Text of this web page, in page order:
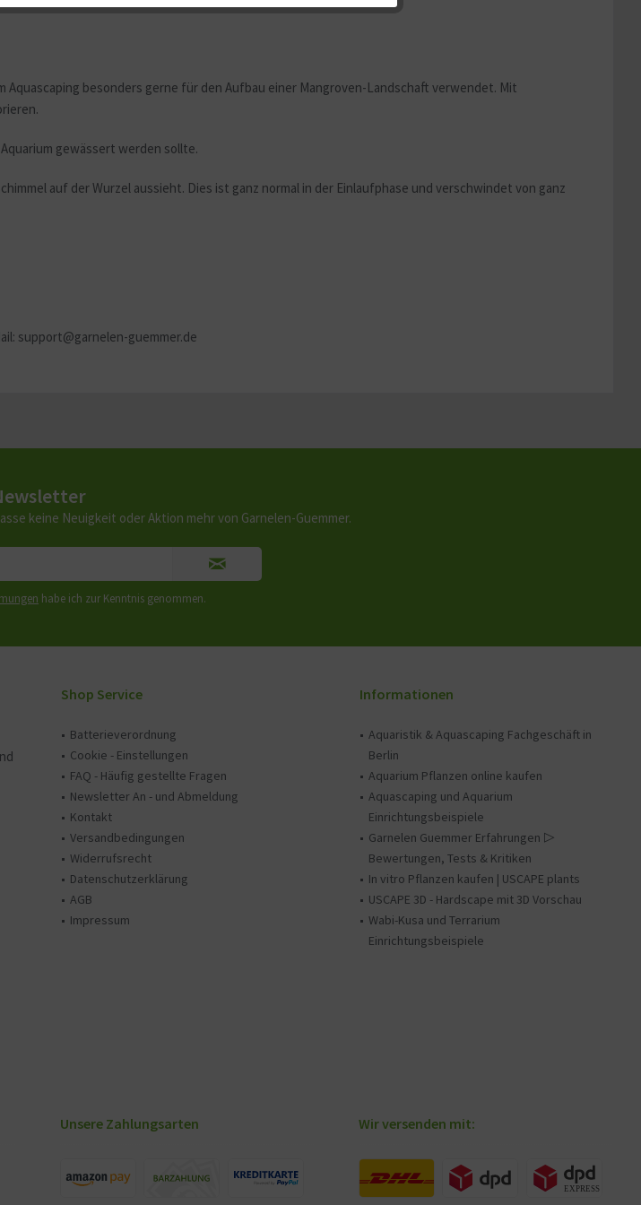
besonders gerne für den Aufbau einer Mangroven-Landschaft verwendet. Mit
gewässert werden sollte.
auf der Wurzel aussieht. Dies ist ganz normal in der Einlaufphase und verschwindet von ganz
support@garnelen-guemmer.de
keine Neuigkeit oder Aktion mehr von Garnelen-Guemmer.
habe ich zur Kenntnis genommen.
Shop Service
Batterieverordnung
Cookie - Einstellungen
FAQ - Häufig gestellte Fragen
Newsletter An - und Abmeldung
Kontakt
Versandbedingungen
Widerrufsrecht
Datenschutzerklärung
AGB
Impressum
Informationen
Aquaristik & Aquascaping Fachgeschäft in
Berlin
Aquarium Pflanzen online kaufen
Aquascaping und Aquarium
Einrichtungsbeispiele
Garnelen Guemmer Erfahrungen ▷
Bewertungen, Tests & Kritiken
In vitro Pflanzen kaufen | USCAPE plants
USCAPE 3D - Hardscape mit 3D Vorschau
Wabi-Kusa und Terrarium
Einrichtungsbeispiele
Unsere Zahlungsarten Wir versenden mit:
Aktiv